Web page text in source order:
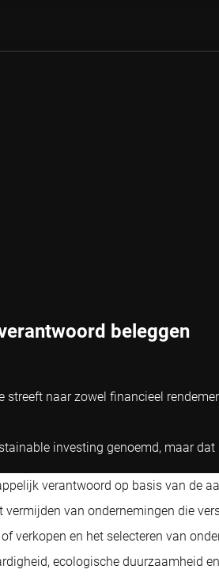
beleggen
streeft naar zowel financieel
investing genoemd, maar
verantwoord op basis van de
vermijden van ondernemingen die
verkopen en het selecteren van
ecologische duurzaamheid